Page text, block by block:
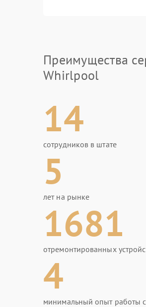
Преимущества
Whirlpool
14
сотрудников в штате
5
лет на рынке
1681
отремонтированных
4
минимальный опыт работы